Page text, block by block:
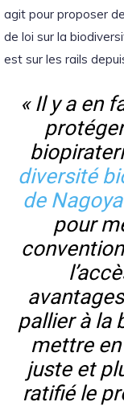
agit pour proposer
de loi sur la
est sur les rails
«Il y a en
diversité
de Nagoya
pour
pallier à la
mettre
juste et
ratifié le